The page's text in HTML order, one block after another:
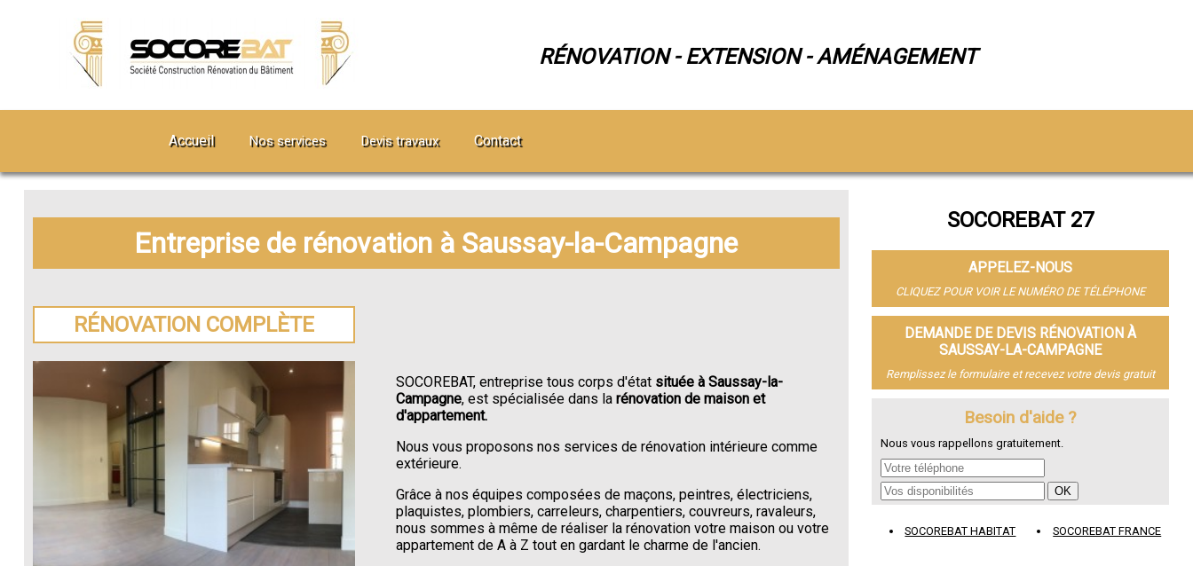
RÉNOVATION - EXTENSION - AMÉNAGEMENT
Accueil Nos services Devis travaux Contact
Entreprise de rénovation à Saussay-la-Campagne
RÉNOVATION COMPLÈTE
SOCOREBAT, entreprise tous corps d'état située à Saussay-la-
Campagne, est spécialisée dans la rénovation de maison et
d'appartement.
Nous vous proposons nos services de rénovation intérieure comme
extérieure.
Grâce à nos équipes composées de maçons, peintres, électriciens,
plaquistes, plombiers, carreleurs, charpentiers, couvreurs, ravaleurs,
nous sommes à même de réaliser la rénovation votre maison ou votre
appartement de A à Z tout en gardant le charme de l'ancien.
SOCOREBAT 27
APPELEZ-NOUS
CLIQUEZ POUR VOIR LE NUMÉRO DE TÉLÉPHONE
DEMANDE DE DEVIS RÉNOVATION À
SAUSSAY-LA-CAMPAGNE
Remplissez le formulaire et recevez votre devis gratuit
Besoin d'aide ?
Nous vous rappellons gratuitement.
SOCOREBAT HABITAT SOCOREBAT FRANCE